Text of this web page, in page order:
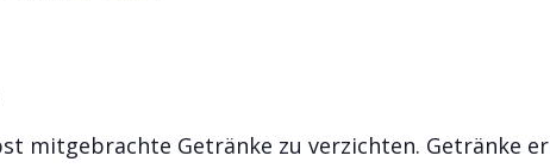
mitgebrachte Getränke zu verzichten. Getränke